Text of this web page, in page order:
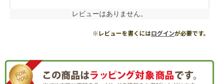
レビューはありません。
※レビューを書くにはログインが必要です。